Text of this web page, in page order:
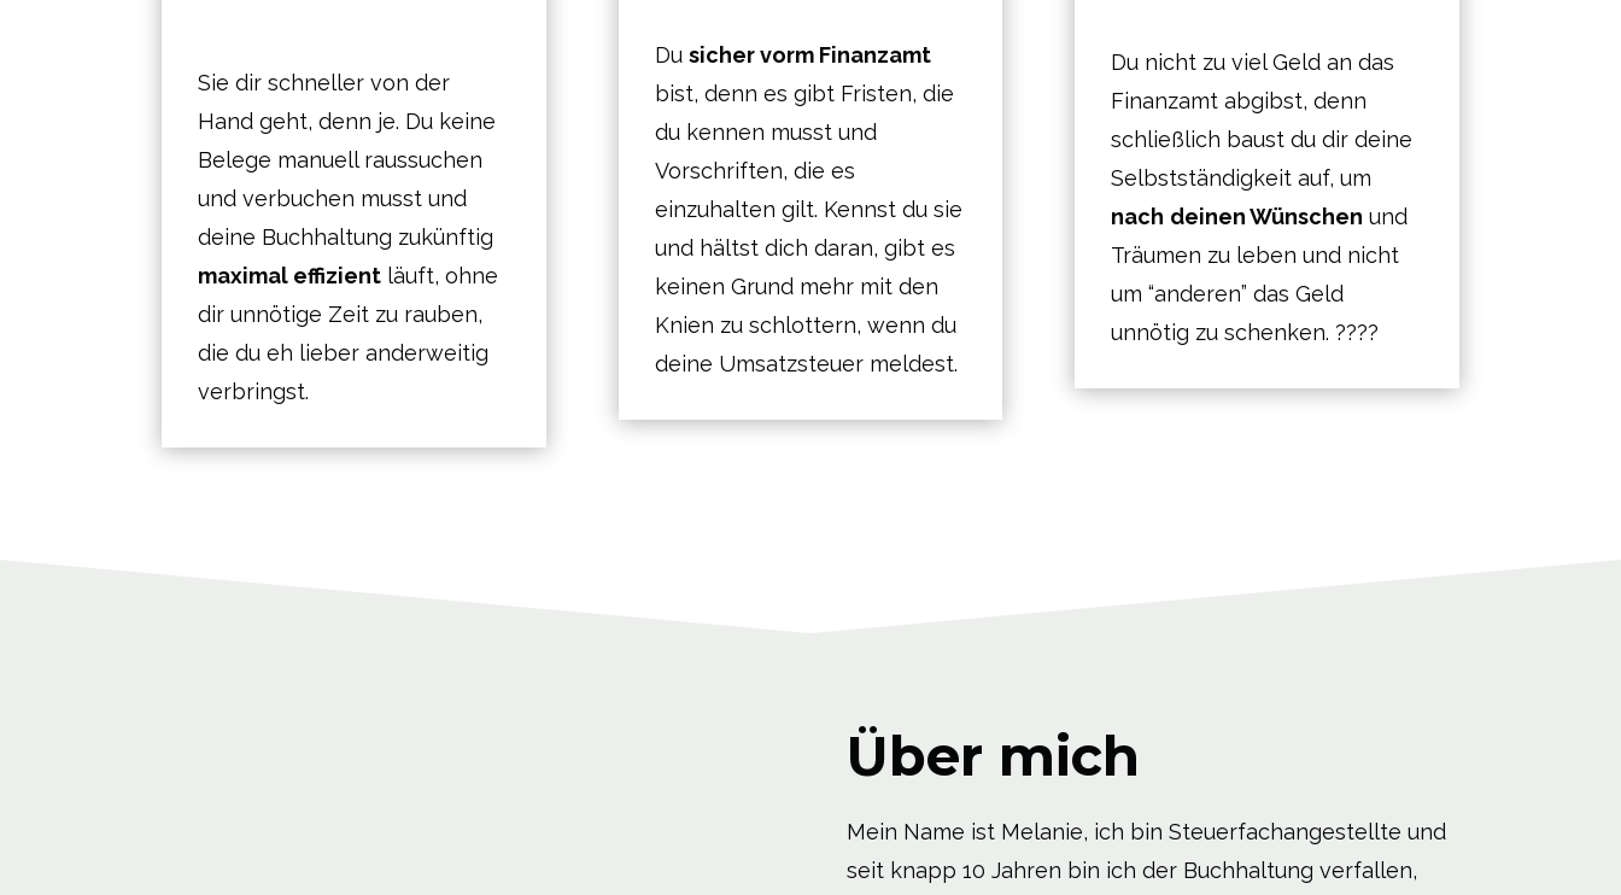
Sie dir schneller von der
Hand geht, denn je. Du keine
Belege manuell raussuchen
und verbuchen musst und
deine Buchhaltung zukünftig
maximal effizient läuft, ohne
dir unnötige Zeit zu rauben,
die du eh lieber anderweitig
verbringst.
Du sicher vorm Finanzamt
bist, denn es gibt Fristen, die
du kennen musst und
Vorschriften, die es
einzuhalten gilt. Kennst du sie
und hältst dich daran, gibt es
keinen Grund mehr mit den
Knien zu schlottern, wenn du
deine Umsatzsteuer meldest.
Du nicht zu viel Geld an das
Finanzamt abgibst, denn
schließlich baust du dir deine
Selbstständigkeit auf, um
nach deinen Wünschen und
Träumen zu leben und nicht
um “anderen” das Geld
unnötig zu schenken. ????
Über mich
Mein Name ist Melanie, ich bin Steuerfachangestellte und
seit knapp 10 Jahren bin ich der Buchhaltung verfallen,